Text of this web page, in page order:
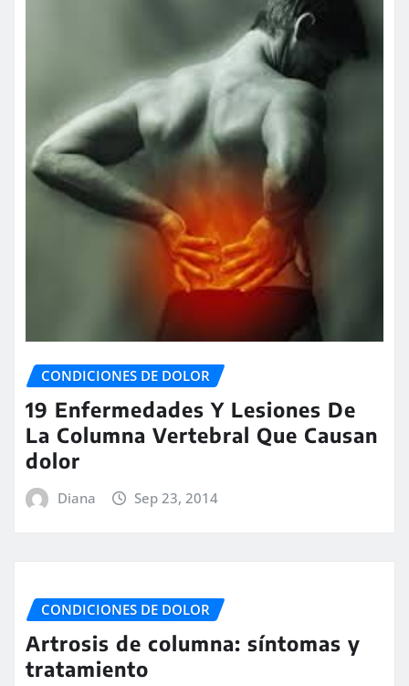
CONDICIONES DE DOLOR
19 Enfermedades Y Lesiones De
La Columna Vertebral Que Causan
dolor
Diana Sep 23, 2014
CONDICIONES DE DOLOR
Artrosis de columna: síntomas y
tratamiento